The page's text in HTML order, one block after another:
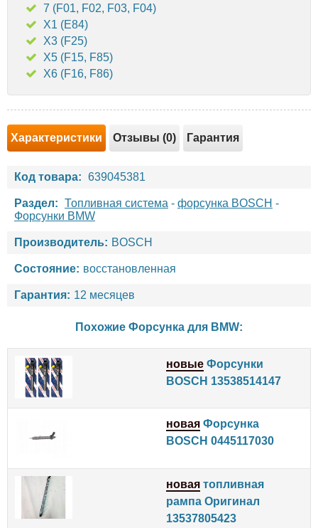
7 (F01, F02, F03, F04)
X1 (E84)
X3 (F25)
X5 (F15, F85)
X6 (F16, F86)
Характеристики Отзывы (0) Гарантия
Код товара: 639045381
Раздел: Топливная система - форсунка BOSCH -
Форсунки BMW
Производитель: BOSCH
Состояние: восстановленная
Гарантия: 12 месяцев
Похожие Форсунка для BMW:
новые Форсунки
BOSCH 13538514147
новая Форсунка
BOSCH 0445117030
новая топливная
рампа Оригинал
13537805423